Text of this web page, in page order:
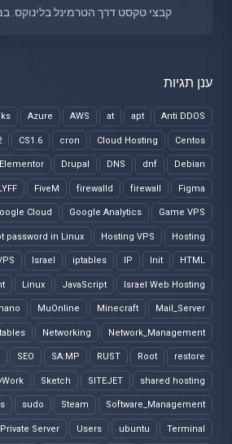
ענן תגיות
Anti DDOS
apt
at
AWS
Azure
Centos
Cloud Hosting
cron
CS1.6
Debian
dnf
DNS
Drupal
Elementor
Figma
firewall
firewalld
FiveM
Game VPS
Google Analytics
Cloud
Hosting
Hosting VPS
password in Linux
HTML
Init
IP
iptables
Israel
Israel Web Hosting
JavaScript
Linux
Mail_Server
Minecraft
MuOnline
nano
Network_Management
Networking
restore
Root
RUST
SA:MP
SEO
shared hosting
SITEJET
Sketch
Software_Management
Steam
sudo
Terminal
ubuntu
Users
Server
קבצי טקסט דרך הטרמינל בלינוקס.